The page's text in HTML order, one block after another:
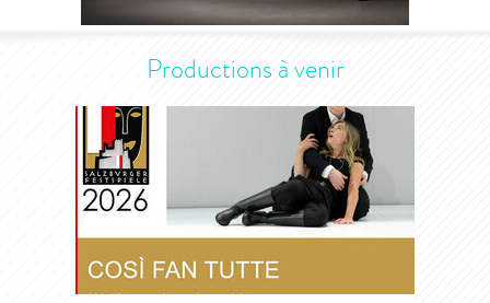
Productions à venir